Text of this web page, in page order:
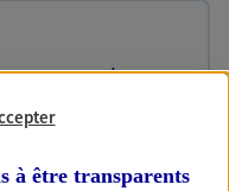
vous. Le
à être transparents